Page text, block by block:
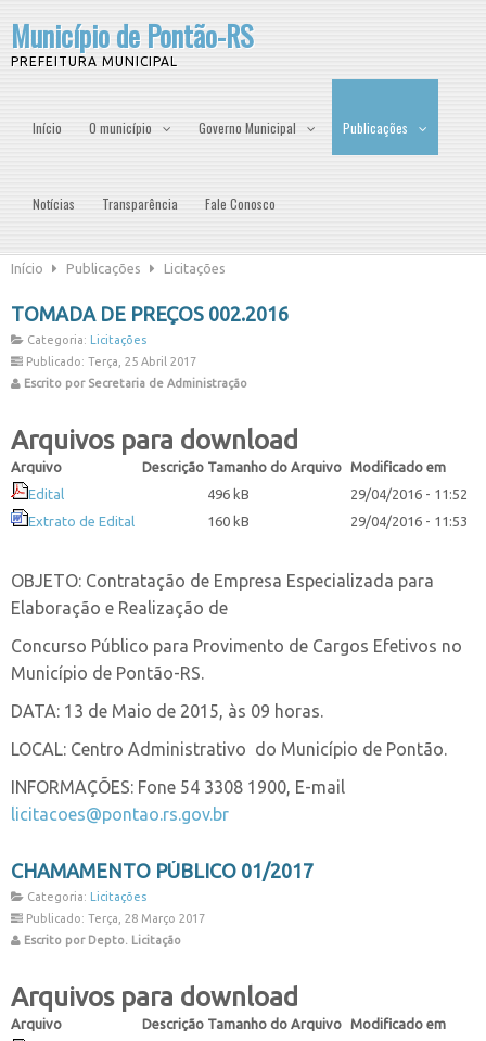
Município de Pontão-RS
PREFEITURA MUNICIPAL
Início O município Governo Municipal Publicações
Notícias Transparência Fale Conosco
Início Publicações Licitações
TOMADA DE PREÇOS 002.2016
Categoria: Licitações
Publicado: Terça, 25 Abril 2017
Escrito por Secretaria de Administração
Arquivos para download
Arquivo Descrição Tamanho do Arquivo Modificado em
Edital
496 kB
29/04/2016 - 11:52
Extrato de Edital
160 kB 29/04/2016 - 11:53
OBJETO: Contratação de Empresa Especializada para
Elaboração e Realização de
Concurso Público para Provimento de Cargos Efetivos no
Município de Pontão-RS.
DATA: 13 de Maio de 2015, às 09 horas.
LOCAL: Centro Administrativo do Município de Pontão.
INFORMAÇÕES: Fone 54 3308 1900, E-mail
licitacoes@pontao.rs.gov.br
CHAMAMENTO PÚBLICO 01/2017
Categoria: Licitações
Publicado: Terça, 28 Março 2017
Escrito por Depto. Licitação
Arquivos para download
Arquivo Descrição Tamanho do Arquivo Modificado em